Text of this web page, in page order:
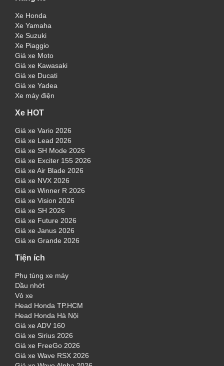
Xe Honda
Xe Yamaha
Xe Suzuki
Xe Piaggio
Giá xe Moto
Giá xe Kawasaki
Giá xe Ducati
Giá xe Yadea
Xe máy điện
Xe HOT
Giá xe Vario 2026
Giá xe Lead 2026
Giá xe SH Mode 2026
Giá xe Exciter 155 2026
Giá xe Air Blade 2026
Giá xe NVX 2026
Giá xe Winner R 2026
Giá xe Vision 2026
Giá xe SH 2026
Giá xe Future 2026
Giá xe Janus 2026
Giá xe Grande 2026
Tiện ích
Phụ tùng xe máy
Dầu nhớt
Vỏ xe
Head Honda TP.HCM
Head Honda Hà Nội
Giá xe ADV 160
Giá xe Sirius 2026
Giá xe FreeGo 2026
Giá xe Wave RSX 2026